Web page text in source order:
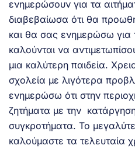
ενημερώσουν για τα
διαβεβαίωσα ότι θα
και θα σας ενημερώσω
καλούνται να
μια καλύτερη παιδεία.
σχολεία με λιγότερα
ενημερώσω ότι στην
ζητήματα με την
συγκροτήματα. Το
καλούμαστε τα τελευταία